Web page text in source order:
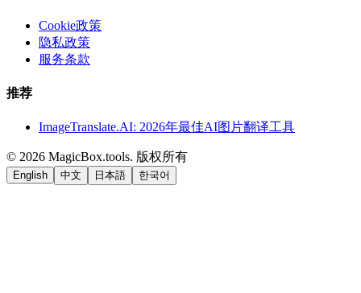
Cookie政策
隐私政策
服务条款
推荐
ImageTranslate.AI: 2026年最佳AI图片翻译工具
© 2026 MagicBox.tools. 版权所有
English 中文 日本語 한국어